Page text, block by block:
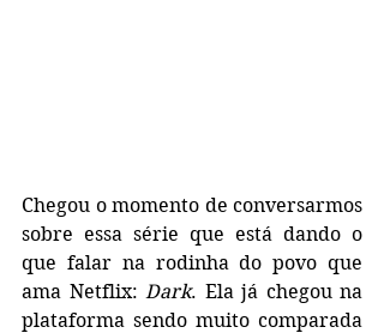
Chegou o momento de conversarmos
sobre essa série que está dando o
que falar na rodinha do povo que
ama Netflix: Dark. Ela já chegou na
plataforma sendo muito comparada